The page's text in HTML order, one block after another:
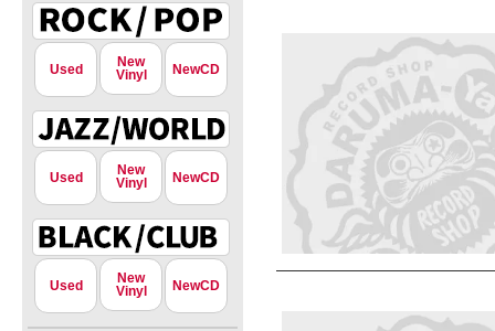
Used
New
Vinyl
NewCD
Used
New
Vinyl
NewCD
Used
New
Vinyl
NewCD